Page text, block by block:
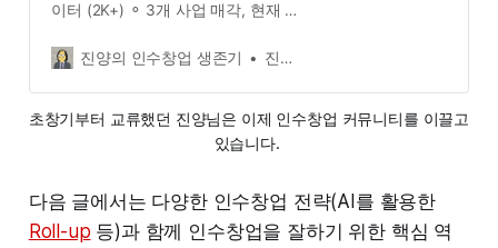
이터 (2K+) ⚬ 3개 사업 매각, 현재 3
프트웨어 엔지니어 ⚬ 지금은 작은 사
Click to read 진양의 인수창업 생존
기, a Substack publication with
thousands of subscribers.
진양의 인수창업 생존기 진양의 인수창업 생존기
초창기부터 교류했던 진양님은 이제 인수창업 커뮤니티를 이끌고
있습니다.
다음 글에서는 다양한 인수창업 전략(AI를 활용한
Roll-up 등)과 함께 인수창업을 잘하기 위한 핵심 역